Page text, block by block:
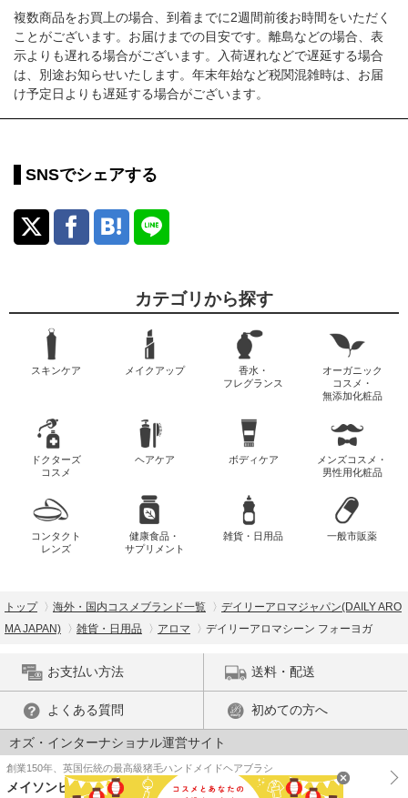
複数商品をお買上の場合、到着までに2週間前後お時間をいただく
ことがございます。お届けまでの目安です。離島などの場合、表
示よりも遅れる場合がございます。入荷遅れなどで遅延する場合
は、別途お知らせいたします。年末年始など税関混雑時は、お届
け予定日よりも遅延する場合がございます。
SNSでシェアする
カテゴリから探す
スキンケア メイクアップ
香水・
フレグランス
オーガニック
コスメ・
無添加化粧品
ドクターズ
コスメ
ヘアケア ボディケア
メンズコスメ・
男性用化粧品
コンタクト
レンズ
健康食品・
サプリメント
雑貨・日用品 一般市販薬
トップ 海外・国内コスメブランド一覧
デイリーアロマジャパン(DAILY ARO
MA JAPAN)
雑貨・日用品 アロマ デイリーアロマシーン フォーヨガ
お支払い方法 送料・配送
よくある質問 初めての方へ
オズ・インターナショナル運営サイト
創業150年、英国伝統の最高級猪毛ハンドメイドヘアブラシ
メイソンピアソン